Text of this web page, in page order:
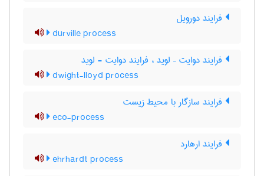
فرایند دورویل
durville process
فرایند دوایت – لوید ، فرایند دوایت - لوید
dwight-lloyd process
فرایند سازگار با محیط زیست
eco-process
فرایند ارهارد
ehrhardt process